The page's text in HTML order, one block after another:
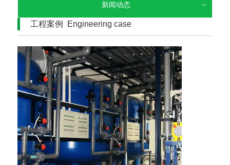
新闻动态
工程案例 Engineering case